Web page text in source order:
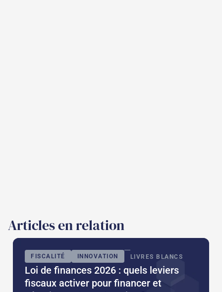
Articles en relation
FISCALITÉ INNOVATION LIVRES BLANCS
Loi de finances 2026 : quels leviers
fiscaux activer pour financer et